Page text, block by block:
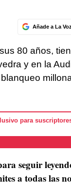
Añade a La
80 años,
y en la
para
seguir
a todas las